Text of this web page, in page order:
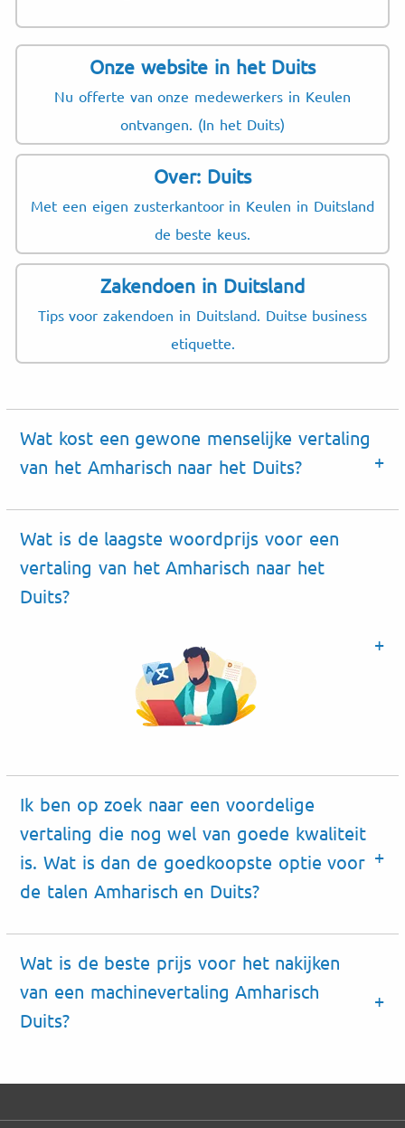
Onze website in het Duits
Nu offerte van onze medewerkers in Keulen
ontvangen. (In het Duits)
Over: Duits
Met een eigen zusterkantoor in Keulen in Duitsland
de beste keus.
Zakendoen in Duitsland
Tips voor zakendoen in Duitsland. Duitse business
etiquette.
Wat kost een gewone menselijke vertaling
van het Amharisch naar het Duits?
Wat is de laagste woordprijs voor een
vertaling van het Amharisch naar het
Duits?
Ik ben op zoek naar een voordelige
vertaling die nog wel van goede kwaliteit
is. Wat is dan de goedkoopste optie voor
de talen Amharisch en Duits?
Wat is de beste prijs voor het nakijken
van een machinevertaling Amharisch
Duits?